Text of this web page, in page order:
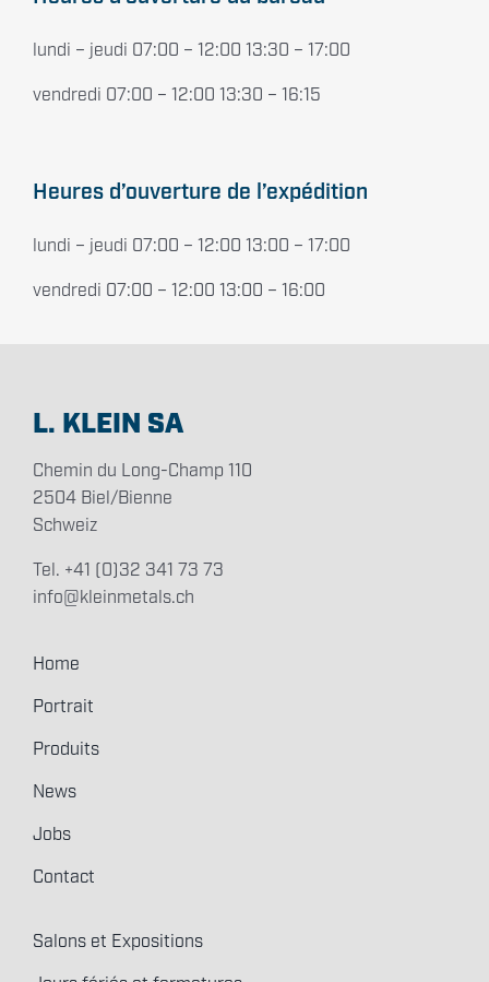
lundi – jeudi 07:00 – 12:00 13:30 – 17:00
vendredi 07:00 – 12:00 13:30 – 16:15
Heures d’ouverture de l’expédition
lundi – jeudi 07:00 – 12:00 13:00 – 17:00
vendredi 07:00 – 12:00 13:00 – 16:00
L. KLEIN SA
Chemin du Long-Champ 110
2504 Biel/Bienne
Schweiz
Tel. +41 (0)32 341 73 73
info@kleinmetals.ch
Home
Portrait
Produits
News
Jobs
Contact
Salons et Expositions